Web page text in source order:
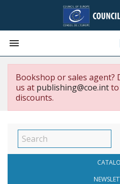

Bookshop or sales
us at publishing@coe.int
discounts.